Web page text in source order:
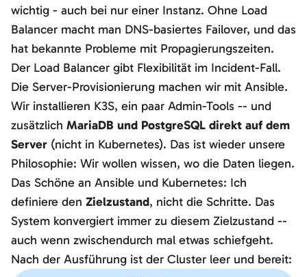
wichtig - auch bei nur einer Instanz. Ohne Load
Balancer macht man DNS-basiertes Failover, und das
hat bekannte Probleme mit Propagierungszeiten.
Der Load Balancer gibt Flexibilität im Incident-Fall.
Die Server-Provisionierung machen wir mit Ansible.
Wir installieren K3S, ein paar Admin-Tools -- und
zusätzlich MariaDB und PostgreSQL direkt auf dem
Server (nicht in Kubernetes). Das ist wieder unsere
Philosophie: Wir wollen wissen, wo die Daten liegen.
Das Schöne an Ansible und Kubernetes: Ich
definiere den Zielzustand, nicht die Schritte. Das
System konvergiert immer zu diesem Zielzustand --
auch wenn zwischendurch mal etwas schiefgeht.
Nach der Ausführung ist der Cluster leer und bereit: